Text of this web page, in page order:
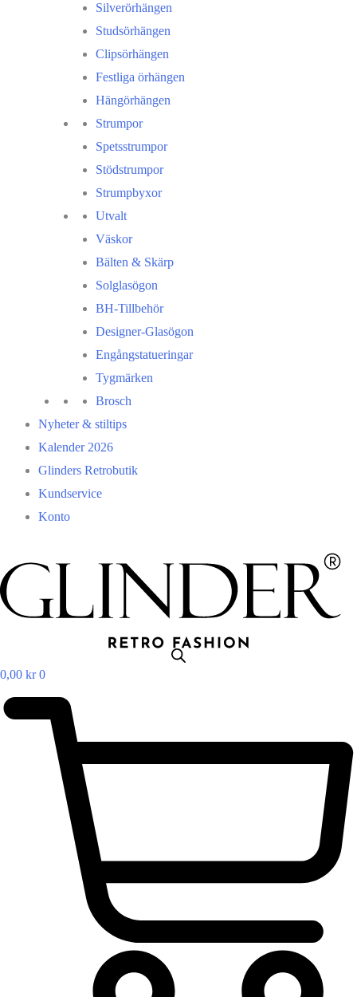
Silverörhängen
Studsörhängen
Clipsörhängen
Festliga örhängen
Hängörhängen
Strumpor
Spetsstrumpor
Stödstrumpor
Strumpbyxor
Utvalt
Väskor
Bälten & Skärp
Solglasögon
BH-Tillbehör
Designer-Glasögon
Engångstatueringar
Tygmärken
Brosch
Nyheter & stiltips
Kalender 2026
Glinders Retrobutik
Kundservice
Konto
0,00 kr 0